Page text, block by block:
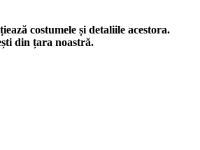
costumele și detaliile acestora.
din țara noastră.